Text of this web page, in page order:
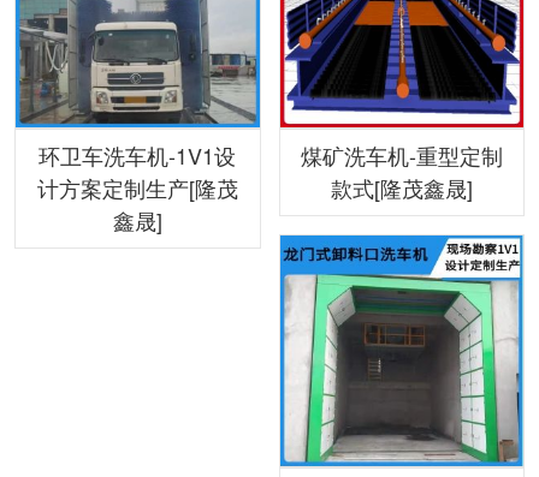
环卫车洗车机-1V1设
计方案定制生产[隆茂
鑫晟]
煤矿洗车机-重型定制
款式[隆茂鑫晟]